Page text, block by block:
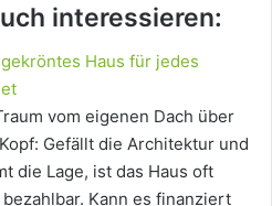
interessieren:
Haus für jedes
vom eigenen Dach über
Gefällt die Architektur und
die Lage, ist das Haus oft
Kann es finanziert